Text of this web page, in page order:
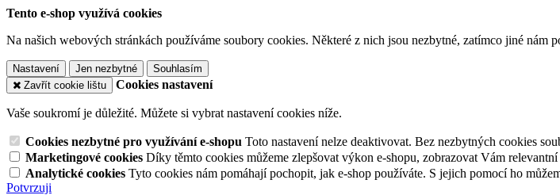
Tento e-shop využívá cookies
Na našich webových stránkách používáme soubory cookies. Některé z nich jsou nezbytné, zatímco jiné
Nastavení Jen nezbytné
Souhlasím
Zavřít cookie lištu
Cookies nastavení
Vaše soukromí je důležité. Můžete si vybrat nastavení cookies níže.
Cookies nezbytné pro využívání e-shopu Toto nastavení nelze deaktivovat. Bez nezbytných cookies
Marketingové cookies Díky těmto cookies můžeme zlepšovat výkon e-shopu, zobrazovat Vám
Analytické cookies Tyto cookies nám pomáhají pochopit, jak e-shop používáte. S jejich pomocí ho
Potvrzuji